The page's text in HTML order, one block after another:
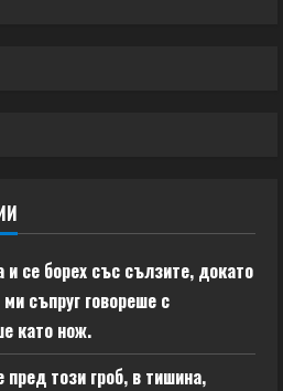
се борех със сълзите, докато
съпруг говореше с
като нож.
този гроб, в тишина,